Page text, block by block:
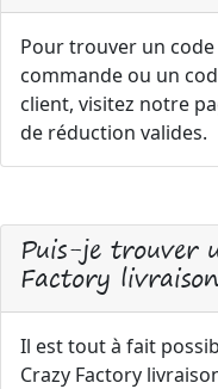
Pour trouver un
commande ou un
client, visitez notre
de réduction valides.
Puis-je trouver
Factory
Il est tout à fait
Crazy Factory